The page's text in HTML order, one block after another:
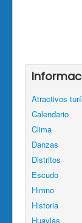
Atractivos
Calendario
Clima
Danzas
Distritos
Escudo
Himno
Historia
Huaylas